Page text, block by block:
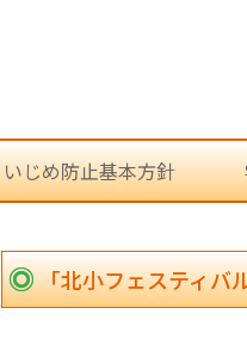
いじめ防止基本方針
「北小フェスティバ